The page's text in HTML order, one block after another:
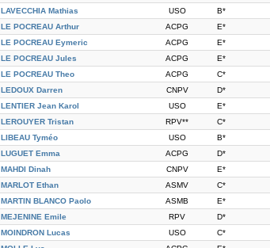
LAVECCHIA Mathias USO B*
LE POCREAU Arthur ACPG E*
LE POCREAU Eymeric ACPG E*
LE POCREAU Jules ACPG E*
LE POCREAU Theo ACPG C*
LEDOUX Darren CNPV D*
LENTIER Jean Karol USO E*
LEROUYER Tristan RPV** C*
LIBEAU Tyméo USO B*
LUGUET Emma ACPG D*
MAHDI Dinah CNPV E*
MARLOT Ethan ASMV C*
MARTIN BLANCO Paolo ASMB E*
MEJENINE Emile RPV D*
MOINDRON Lucas USO C*